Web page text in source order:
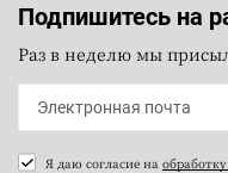
Подпишитесь на
Раз в неделю мы
Я даю согласие на